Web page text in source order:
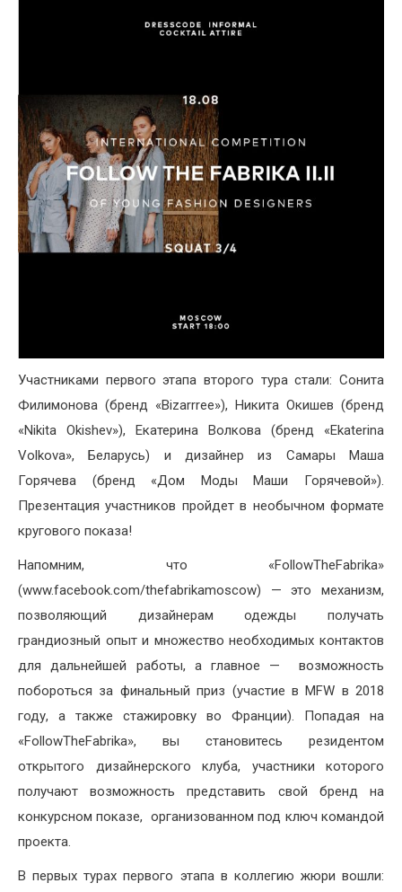
Участниками первого этапа второго тура стали: Сонита
Филимонова (бренд «Bizarrree»), Никита Окишев (бренд
«Nikita Okishev»), Екатерина Волкова (бренд «Ekaterina
Volkova», Беларусь) и дизайнер из Самары Маша
Горячева (бренд «Дом Моды Маши Горячевой»).
Презентация участников пройдет в необычном формате
кругового показа!
Напомним, что «FollowTheFabrika»
(www.facebook.com/thefabrikamoscow) — это механизм,
позволяющий дизайнерам одежды получать
грандиозный опыт и множество необходимых контактов
для дальнейшей работы, а главное — возможность
побороться за финальный приз (участие в MFW в 2018
году, а также стажировку во Франции). Попадая на
«FollowTheFabrika», вы становитесь резидентом
открытого дизайнерского клуба, участники которого
получают возможность представить свой бренд на
конкурсном показе, организованном под ключ командой
проекта.
В первых турах первого этапа в коллегию жюри вошли: